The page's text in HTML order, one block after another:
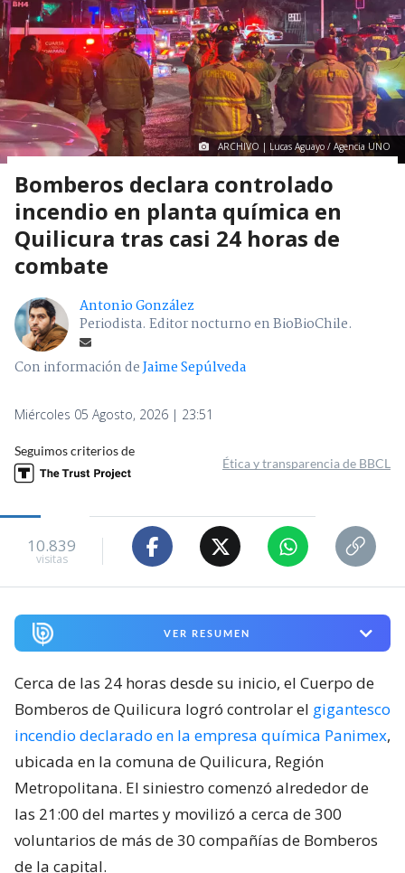
ARCHIVO | Lucas Aguayo / Agencia UNO
Bomberos declara controlado
incendio en planta química en
Quilicura tras casi 24 horas de
combate
Antonio González
Periodista. Editor nocturno en BioBioChile.
Con información deJaime Sepúlveda
Miércoles 05 Agosto, 2026 | 23:51
Seguimos criterios de
Ética y transparencia de BBCL
10.839
visitas
VER RESUMEN
Cerca de las 24 horas desde su inicio, el Cuerpo de
Bomberos de Quilicura logró controlar el gigantesco
incendio declarado en la empresa química Panimex,
ubicada en la comuna de Quilicura, Región
Metropolitana. El siniestro comenzó alrededor de
las 21:00 del martes y movilizó a cerca de 300
voluntarios de más de 30 compañías de Bomberos
de la capital.